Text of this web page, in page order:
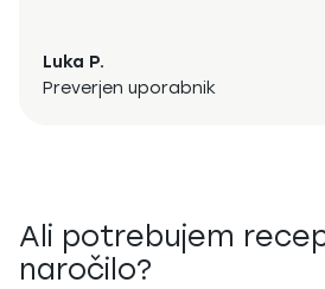
Luka P.
Preverjen uporabnik
Ali potrebujem
naročilo?